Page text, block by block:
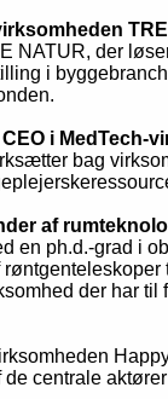
NATUR, der
i
i MedTech-
bag
af
en ph.d.-grad i
der har
centrale